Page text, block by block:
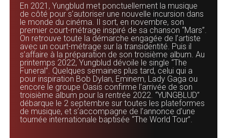
En 2021, Yungblud met ponctuellement la musique
de côté pour s’autoriser une nouvelle incursion dans
le monde du cinéma. Il sort, en novembre, son
premier court-métrage inspiré de sa chanson “Mars”.
On retrouve toute la démarche engagée de l’artiste
avec un court-métrage sur la transidentité. Puis il
s’affaire à la préparation de son troisième album. Au
printemps 2022, Yungblud dévoile le single “The
Funeral”. Quelques semaines plus tard, celui qui a
pour inspiration Bob Dylan, Eminem, Lady Gaga ou
encore le groupe Oasis confirme l’arrivée de son
troisième album pour la rentrée 2022. “YUNGBLUD”
débarque le 2 septembre sur toutes les plateformes
de musique, et s’accompagne de l’annonce d’une
tournée internationale baptisée “The World Tour”.